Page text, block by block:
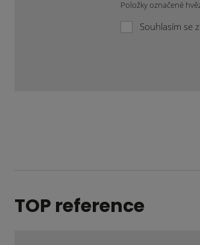
Položky označené
Souhlasím se
TOP reference